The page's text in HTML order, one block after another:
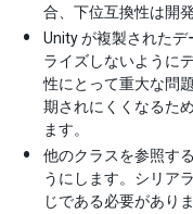
合、下位互換性は開
Unity が複製された
ライズしないように
性にとって重大な問
期されにくくなるた
ます。
他のクラスを参照す
うにします。シリア
じである必要があり